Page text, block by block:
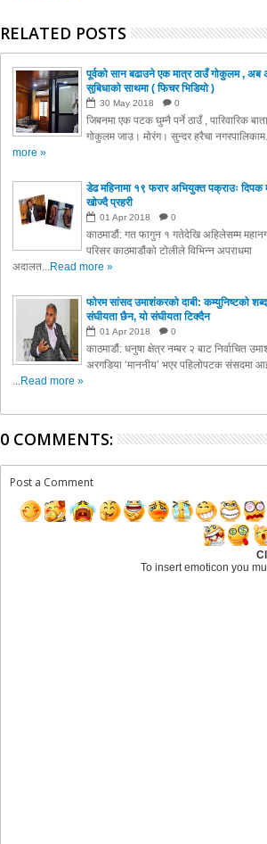
RELATED POSTS
पूर्वको सान बढाउने एक मात्र ठाउँ गोकुलम , अब
सुबिधाको साथमा ( फिचर भिडियो )
30 May 2018 0
जिबनमा एक पटक घुम्नै पर्ने ठाउँ , पारिवारिक
गोकुलम जाउ। मोरंग। सुन्दर हरैचा
more »
डेढ महिनामा १९ फरार अभियुक्त पक्राउः दिपक
खोज्दै प्रहरी
01 Apr 2018 0
काठमाडौं: गत फागुन १ गतेदेखि अहिलेसम्म
परिसर काठमाडौंको टोलीले विभिन्न अपराधमा
अदालत...Read more »
फोरम सांसद उमाशंकरको दाबी: कम्युनिष्टको
संघीयता छैन, यो संघीयता टिक्दैन
01 Apr 2018 0
काठमाडौं: धनुषा क्षेत्र नम्बर २ बाट निर्वाचित
अरगडिया ‘माननीय’ भएर पहिलोपटक संसदमा
...Read more »
0 COMMENTS:
Post a Comment
To insert emoticon you